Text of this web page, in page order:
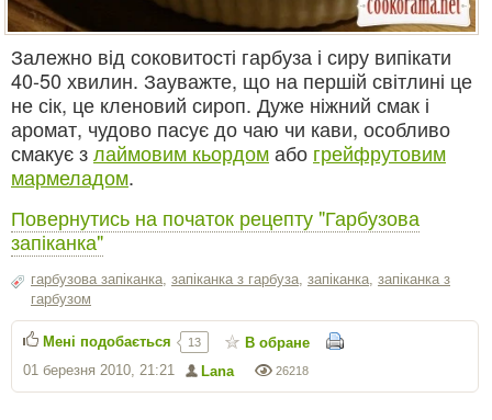
Залежно від соковитості гарбуза і сиру випікати
40-50 хвилин. Зауважте, що на першій світлині це
не сік, це кленовий сироп. Дуже ніжний смак і
аромат, чудово пасує до чаю чи кави, особливо
смакує злаймовим кьордомабо грейфрутовим
мармеладом.
Повернутись на початок рецепту "Гарбузова
запіканка"
гарбузова запіканка запіканка з гарбуза запіканка запіканка з
гарбузом
26218
Lana
01 березня 2010, 21:21
Мені подобається 13 В обране